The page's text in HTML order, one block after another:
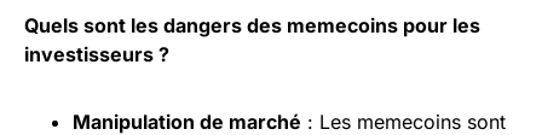
Quels sont les dangers des memecoins pour les
investisseurs ?
Manipulation de marché : Les memecoins sont